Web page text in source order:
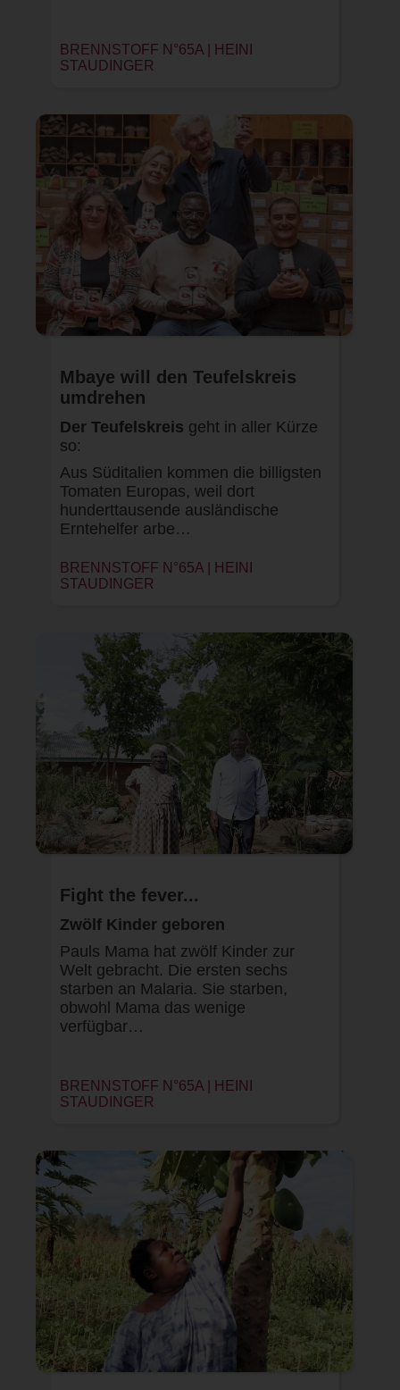
BRENNSTOFF N°65A |
HEINI
STAUDINGER
Mbaye will den Teufelskreis
umdrehen
Der Teufelskreis geht in aller Kürze
so:
Aus Süditalien kommen die billigsten
Tomaten Europas, weil dort
hunderttausende ausländische
Erntehelfer arbe…
BRENNSTOFF N°65A |
HEINI
STAUDINGER
Fight the fever...
Zwölf Kinder geboren
Pauls Mama hat zwölf Kinder zur
Welt gebracht. Die ersten sechs
starben an Malaria. Sie starben,
obwohl Mama das wenige
verfügbar…
BRENNSTOFF N°65A |
HEINI
STAUDINGER